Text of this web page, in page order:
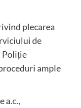
plecarea
de
Poliție
ample
a.c.,